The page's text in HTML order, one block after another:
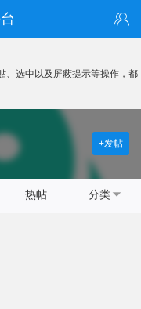
、选中以及屏蔽提示等操作，都
+发帖
热帖 分类